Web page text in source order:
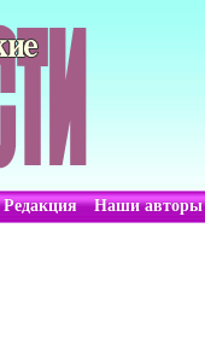
Редакция Наши авторы